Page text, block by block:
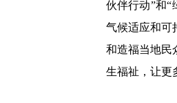
伙伴行动”和“
气候适应和可
和造福当地民
生福祉，让更